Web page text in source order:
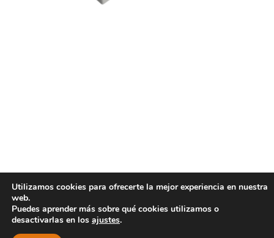
Utilizamos cookies para ofrecerte la mejor experiencia en nuestra
web.
Puedes aprender más sobre qué cookies utilizamos o
desactivarlas en los ajustes.